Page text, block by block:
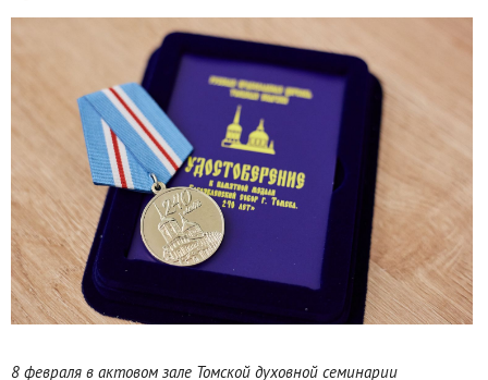
8 февраля в актовом зале Томской духовной семинарии